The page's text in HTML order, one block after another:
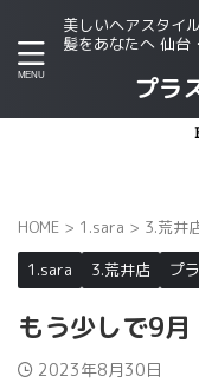
美しいヘアスタイ
髪をあなたへ 仙台
プラ
HOME > 1.sara > 3.荒井
1.sara
3.荒井店 プ
もう少しで9月
2023年8月30日